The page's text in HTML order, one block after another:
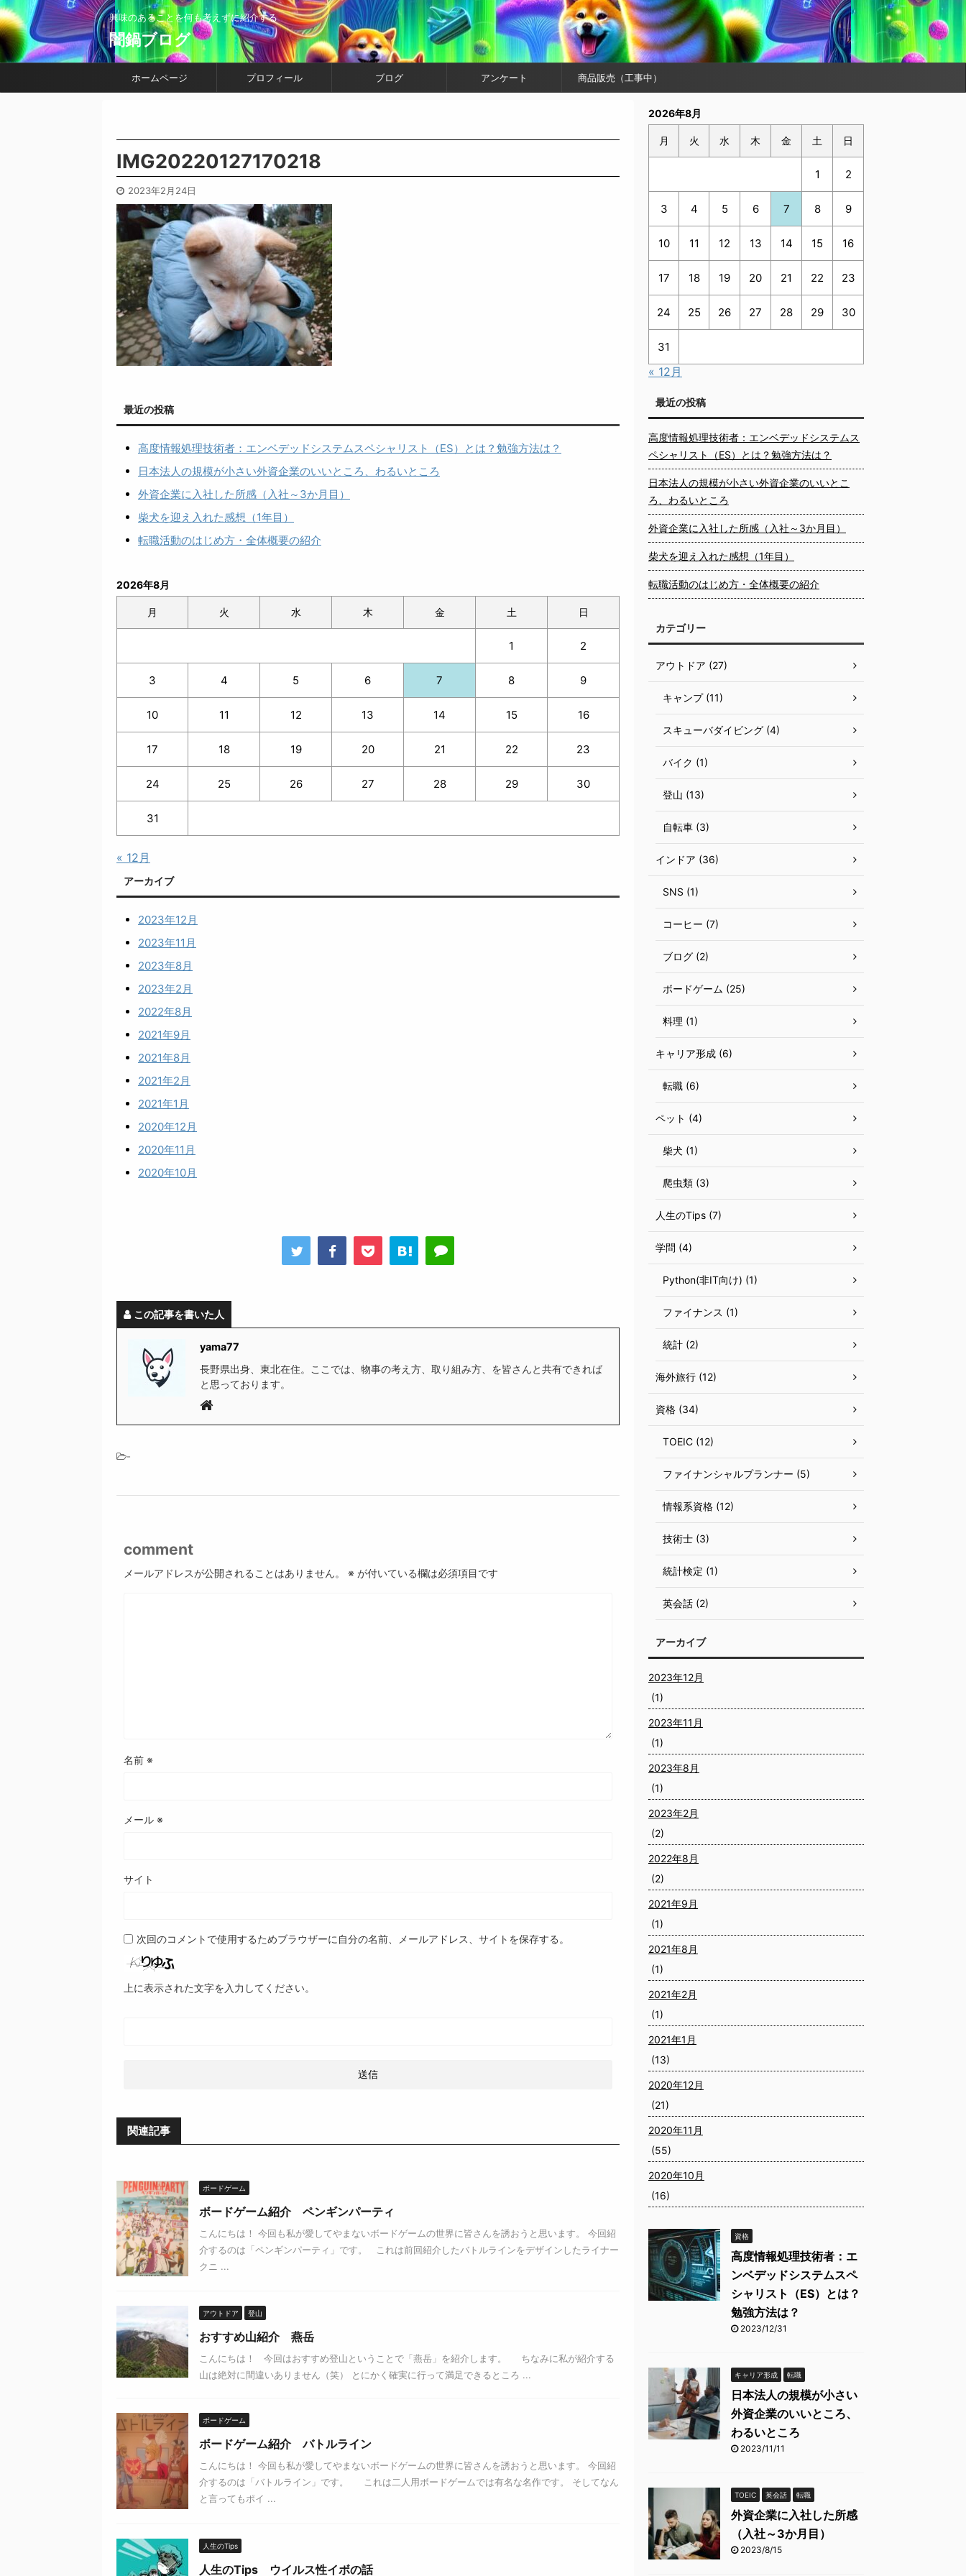
興味のあることを何も考えずに紹介する
闇鍋ブログ
ホームページ プロフィール ブログ アンケート 商品販売（工事中）
IMG20220127170218
2023年2月24日
最近の投稿
高度情報処理技術者：エンベデッドシステムスペシャリスト（ES）とは？勉強方法は？
日本法人の規模が小さい外資企業のいいところ、わるいところ
外資企業に入社した所感（入社～3か月目）
柴犬を迎え入れた感想（1年目）
転職活動のはじめ方・全体概要の紹介
2026年8月
月 火 水 木 金 土 日
1 2
3 4 5 6 7 8 9
10 11 12 13 14 15 16
17 18 19 20 21 22 23
24 25 26 27 28 29 30
31
« 12月
アーカイブ
2023年12月
2023年11月
2023年8月
2023年2月
2022年8月
2021年9月
2021年8月
2021年2月
2021年1月
2020年12月
2020年11月
2020年10月
この記事を書いた人
yama77
長野県出身、東北在住。ここでは、物事の考え方、取り組み方、を皆さんと共有できれば
と思っております。
-
comment
メールアドレスが公開されることはありません。 ※ が付いている欄は必須項目です
名前 ※
メール ※
サイト
次回のコメントで使用するためブラウザーに自分の名前、メールアドレス、サイトを保存する。
上に表示された文字を入力してください。
関連記事
ボードゲーム
ボードゲーム紹介 ペンギンパーティ
こんにちは！ 今回も私が愛してやまないボードゲームの世界に皆さんを誘おうと思います。 今回紹
介するのは「ペンギンパーティ」です。 これは前回紹介したバトルラインをデザインしたライナー
クニ ...
アウトドア 登山
おすすめ山紹介 燕岳
こんにちは！ 今回はおすすめ登山ということで「燕岳」を紹介します。 ちなみに私が紹介する
山は絶対に間違いありません（笑） とにかく確実に行って満足できるところ ...
ボードゲーム
ボードゲーム紹介 バトルライン
こんにちは！ 今回も私が愛してやまないボードゲームの世界に皆さんを誘おうと思います。 今回紹
介するのは「バトルライン」です。 これは二人用ボードゲームでは有名な名作です。 そしてなん
と言ってもポイ ...
人生のTips
人生のTips ウイルス性イボの話
2026年8月
月 火 水 木 金 土 日
1 2
3 4 5 6 7 8 9
10 11 12 13 14 15 16
17 18 19 20 21 22 23
24 25 26 27 28 29 30
31
« 12月
最近の投稿
高度情報処理技術者：エンベデッドシステムス
ペシャリスト（ES）とは？勉強方法は？
日本法人の規模が小さい外資企業のいいとこ
ろ、わるいところ
外資企業に入社した所感（入社～3か月目）
柴犬を迎え入れた感想（1年目）
転職活動のはじめ方・全体概要の紹介
カテゴリー
アウトドア (27)
キャンプ (11)
スキューバダイビング (4)
バイク (1)
登山 (13)
自転車 (3)
インドア (36)
SNS (1)
コーヒー (7)
ブログ (2)
ボードゲーム (25)
料理 (1)
キャリア形成 (6)
転職 (6)
ペット (4)
柴犬 (1)
爬虫類 (3)
人生のTips (7)
学問 (4)
Python(非IT向け) (1)
ファイナンス (1)
統計 (2)
海外旅行 (12)
資格 (34)
TOEIC (12)
ファイナンシャルプランナー (5)
情報系資格 (12)
技術士 (3)
統計検定 (1)
英会話 (2)
アーカイブ
2023年12月
(1)
2023年11月
(1)
2023年8月
(1)
2023年2月
(2)
2022年8月
(2)
2021年9月
(1)
2021年8月
(1)
2021年2月
(1)
2021年1月
(13)
2020年12月
(21)
2020年11月
(55)
2020年10月
(16)
資格
高度情報処理技術者：エ
ンベデッドシステムスペ
シャリスト（ES）とは？
勉強方法は？
2023/12/31
キャリア形成 転職
日本法人の規模が小さい
外資企業のいいところ、
わるいところ
2023/11/11
TOEIC 英会話 転職
外資企業に入社した所感
（入社～3か月目）
2023/8/15